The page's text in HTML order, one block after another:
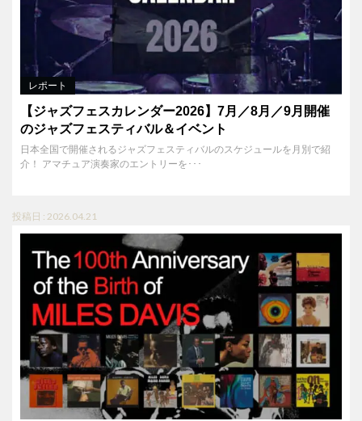
レポート
【ジャズフェスカレンダー2026】7月／8月／9月開催
のジャズフェスティバル＆イベント
日本全国で開催されるジャズフェスティバルのスケジュールを月別で紹
介！ アマチュア演奏家のエントリーを･･･
投稿日 : 2026.04.21